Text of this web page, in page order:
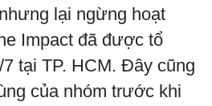
lại ngừng hoạt
Impact đã được tổ
tại TP. HCM. Đây cũng
của nhóm trước khi